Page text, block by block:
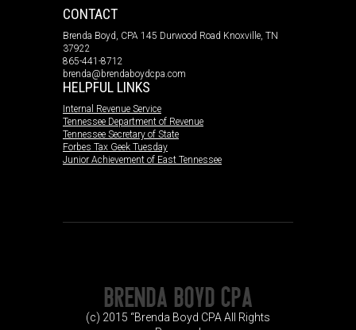
CONTACT
Brenda Boyd, CPA 145 Durwood Road Knoxville, TN
37922
865-441-8712
brenda@brendaboydcpa.com
HELPFUL LINKS
Internal Revenue Service
Tennessee Department of Revenue
Tennessee Secretary of State
Forbes Tax Geek Tuesday
Junior Achievement of East Tennessee
(c) 2015 “Brenda Boyd CPA All Rights